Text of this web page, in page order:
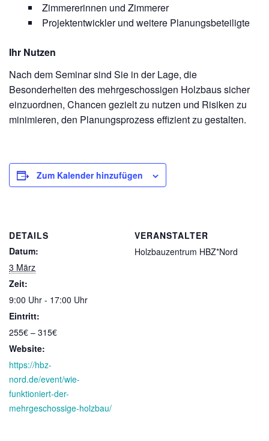
Zimmererinnen und Zimmerer
Projektentwickler und weitere Planungsbeteiligte
Ihr Nutzen
Nach dem Seminar sind Sie in der Lage, die
Besonderheiten des mehrgeschossigen Holzbaus sicher
einzuordnen, Chancen gezielt zu nutzen und Risiken zu
minimieren, den Planungsprozess effizient zu gestalten.
Zum Kalender hinzufügen
DETAILS
Datum:
3 März
Zeit:
9:00 Uhr - 17:00 Uhr
Eintritt:
255€ – 315€
Website:
https://hbz-
nord.de/event/wie-
funktioniert-der-
mehrgeschossige-holzbau/
VERANSTALTER
Holzbauzentrum HBZ*Nord